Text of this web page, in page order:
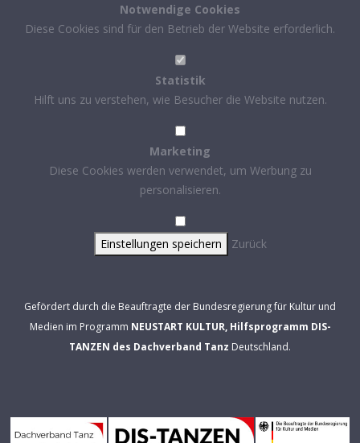
Notwendige Cookies
Diese Cookies sind für den Betrieb der Website erforderlich.
Statistik
Hilft uns zu verstehen, wie Besucher die Website nutzen.
Marketing
Diese Cookies werden verwendet, um Werbung zu
personalisieren.
Einstellungen speichern Zurück
Gefördert durch die Beauftragte der Bundesregierung für Kultur und
Medien im Programm NEUSTART KULTUR, Hilfsprogramm DIS-
TANZEN des Dachverband Tanz Deutschland.